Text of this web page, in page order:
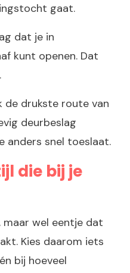
gaat.
dat je in
kunt openen. Dat
de drukste route van
deurbeslag
anders snel toeslaat.
die bij je
maar wel eentje dat
Kies daarom iets
bij hoeveel